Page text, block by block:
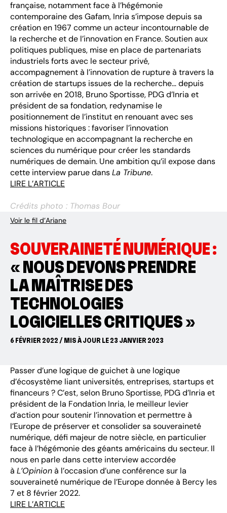
française, notamment face à l’hégémonie
contemporaine des Gafam, Inria s’impose depuis sa
création en 1967 comme un acteur incontournable de
la recherche et de l’innovation en France. Soutien aux
politiques publiques, mise en place de partenariats
industriels forts avec le secteur privé,
accompagnement à l’innovation de rupture à travers la
création de startups issues de la recherche… depuis
son arrivée en 2018, Bruno Sportisse, PDG d’Inria et
président de sa fondation, redynamise le
positionnement de l’institut en renouant avec ses
missions historiques : favoriser l’innovation
technologique en accompagnant la recherche en
sciences du numérique pour créer les standards
numériques de demain. Une ambition qu’il expose dans
cette interview parue dansLa Tribune.
LIRE L’ARTICLE
Crédits photo : Thomas Bour
Voir le fil d’Ariane
SOUVERAINETÉ NUMÉRIQUE :
« NOUS DEVONS PRENDRE
LA MAÎTRISE DES
TECHNOLOGIES
LOGICIELLES CRITIQUES »
6 FÉVRIER 2022 / MIS À JOUR LE 23 JANVIER 2023
Passer d’une logique de guichet à une logique
d’écosystème liant universités, entreprises, startups et
financeurs ? C’est, selon Bruno Sportisse, PDG d’Inria et
président de la Fondation Inria, le meilleur levier
d’action pour soutenir l’innovation et permettre à
l’Europe de préserver et consolider sa souveraineté
numérique, défi majeur de notre siècle, en particulier
face à l’hégémonie des géants américains du secteur. Il
nous en parle dans cette interview accordée
à L’Opinionà l’occasion d’une conférence sur la
souveraineté numérique de l’Europe donnée à Bercy les
7 et 8 février 2022.
LIRE L’ARTICLE